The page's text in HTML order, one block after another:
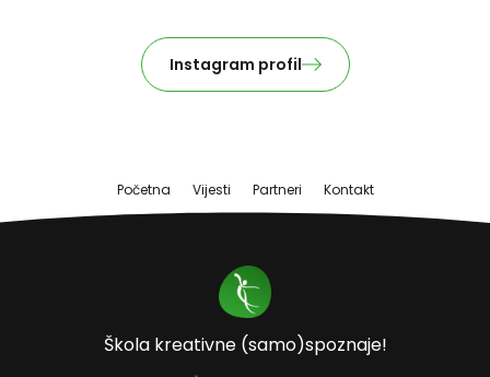
Instagram profil
Početna Vijesti Partneri Kontakt
Škola kreativne (samo)spoznaje!